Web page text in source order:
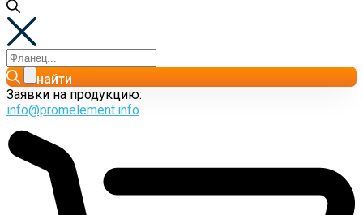
найти
Заявки на продукцию:
info@promelement.info